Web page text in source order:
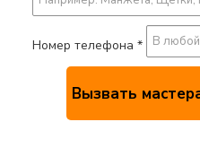
Номер телефона *